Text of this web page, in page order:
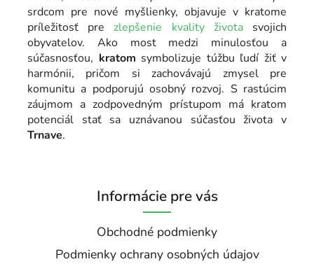
srdcom pre nové myšlienky, objavuje v kratome
príležitosť pre zlepšenie kvality životasvojich
obyvatelov. Ako most medzi minulosťou a
súčasnosťou, kratom symbolizuje túžbu ľudí žiť v
harmónii, pričom si zachovávajú zmysel pre
komunitu a podporujú osobný rozvoj. S rastúcim
záujmom a zodpovedným prístupom má kratom
potenciál stať sa uznávanou súčasťou života v
Trnave.
Informácie pre vás
Obchodné podmienky
Podmienky ochrany osobných údajov